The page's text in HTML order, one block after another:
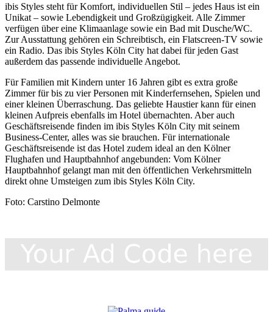
ibis Styles steht für Komfort, individuellen Stil – jedes Haus ist ein
Unikat – sowie Lebendigkeit und Großzügigkeit. Alle Zimmer
verfügen über eine Klimaanlage sowie ein Bad mit Dusche/WC.
Zur Ausstattung gehören ein Schreibtisch, ein Flatscreen-TV sowie
ein Radio. Das ibis Styles Köln City hat dabei für jeden Gast
außerdem das passende individuelle Angebot.
Für Familien mit Kindern unter 16 Jahren gibt es extra große
Zimmer für bis zu vier Personen mit Kinderfernsehen, Spielen und
einer kleinen Überraschung. Das geliebte Haustier kann für einen
kleinen Aufpreis ebenfalls im Hotel übernachten. Aber auch
Geschäftsreisende finden im ibis Styles Köln City mit seinem
Business-Center, alles was sie brauchen. Für internationale
Geschäftsreisende ist das Hotel zudem ideal an den Kölner
Flughafen und Hauptbahnhof angebunden: Vom Kölner
Hauptbahnhof gelangt man mit den öffentlichen Verkehrsmitteln
direkt ohne Umsteigen zum ibis Styles Köln City.
Foto: Carstino Delmonte